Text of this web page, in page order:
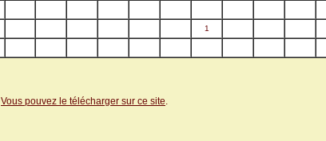
1
Vous pouvez le télécharger sur ce site.